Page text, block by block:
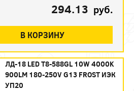
294.13 руб.
В КОРЗИНУ
ЛД-18 LED Т8-588GL 10W 4000K
900LM 180-250V G13 FROST ИЭК
УП20